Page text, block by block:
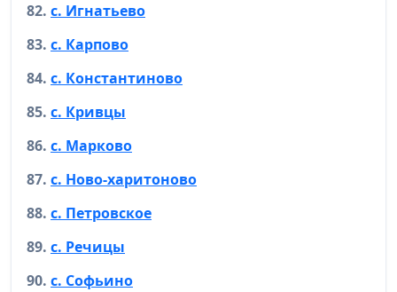
с. Игнатьево
с. Карпово
с. Константиново
c. Кривцы
с. Марково
с. Ново-харитоново
с. Петровское
с. Речицы
с. Софьино